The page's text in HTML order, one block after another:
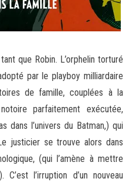
que Robin. L’orphelin torturé
par le playboy milliardaire
de famille, couplées à la
parfaitement exécutée,
dans l’univers du Batman,) qui
justicier se trouve alors dans
(qui l’amène à mettre
l’irruption d’un nouveau